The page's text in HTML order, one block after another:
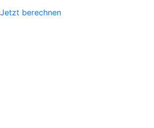
Jetzt berechnen